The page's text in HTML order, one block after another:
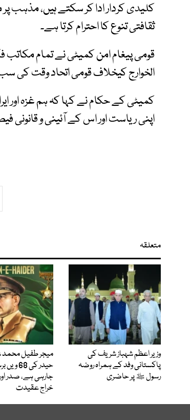
کلیدی کردار ادا کر سکتے ہیں، مذہب پر
ثقافتی تنوع کا احترام کرتا ہے۔
قومی پیغام امن کمیٹی نے تمام مکاتب
الخوارج کیخلاف قومی اتحاد وقت
کمیٹی کے حکام نے کہا کہ ہم غزہ اور
اپنی ریاست اور اس کے آئینی و
متعلقہ
وزیر اعظم شہباز شریف کی
پاکستانی وفد کے ہمراہ روضہ
رسول ﷺ پر حاضری
میجر طفیل محمد
حیدر کی
جارہی ہے، صدر
خراج عقیدت